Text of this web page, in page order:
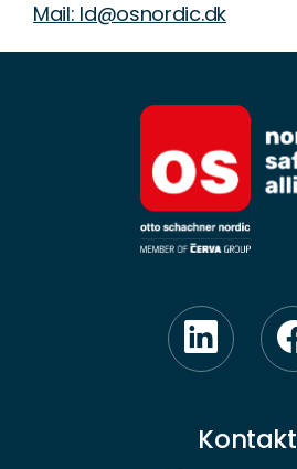
Mail: ld@osnordic.dk
Kontakt